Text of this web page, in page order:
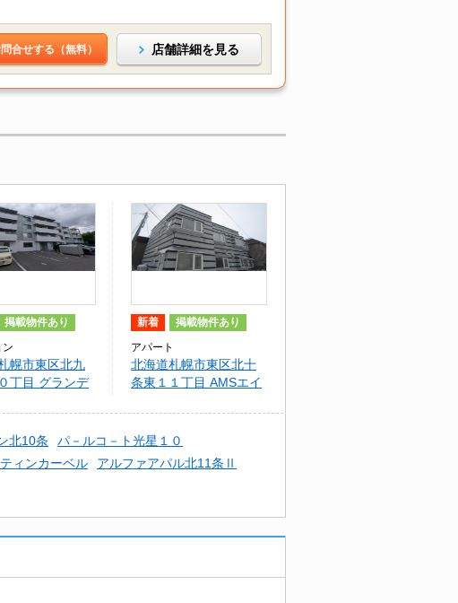
合せする（無料） 店舗詳細を見る
掲載物件あり
ン
幌市東区北九
丁目 グランデ
新着 掲載物件あり
アパート
北海道札幌市東区北十
条東１１丁目 AMSエイ
北10条
パ－ルコ－ト光星１０
ティンカーベル
アルファアパル北11条Ⅱ